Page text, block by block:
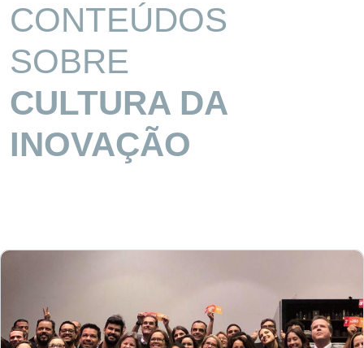
CONTEÚDOS
SOBRE
CULTURA DA
INOVAÇÃO